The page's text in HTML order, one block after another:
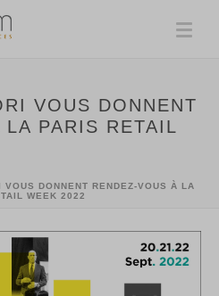
VOUS DONNENT
PARIS RETAIL
VOUS DONNENT RENDEZ-VOUS À LA
WEEK 2022